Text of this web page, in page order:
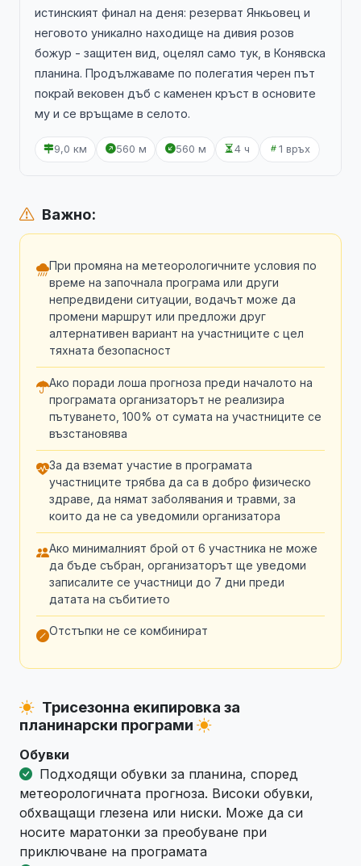
истинският финал на деня: резерват Янкьовец и
неговото уникално находище на дивия розов
божур - защитен вид, оцелял само тук, в Конявска
планина. Продължаваме по полегатия черен път
покрай вековен дъб с каменен кръст в основите
му и се връщаме в селото.
9,0 км 560 м 560 м 4 ч 1 връх
Важно:
При промяна на метеорологичните условия по
време на започнала програма или други
непредвидени ситуации, водачът може да
промени маршрут или предложи друг
алтернативен вариант на участниците с цел
тяхната безопасност
Ако поради лоша прогноза преди началото на
програмата организаторът не реализира
пътуването, 100% от сумата на участниците се
възстановява
За да вземат участие в програмата
участниците трябва да са в добро физическо
здраве, да нямат заболявания и травми, за
които да не са уведомили организатора
Ако минималният брой от 6 участника не може
да бъде събран, организаторът ще уведоми
записалите се участници до 7 дни преди
датата на събитието
Отстъпки не се комбинират
Трисезонна екипировка за
планинарски програми
Обувки
Подходящи обувки за планина, според
метеорологичната прогноза. Високи обувки,
обхващащи глезена или ниски. Може да си
носите маратонки за преобуване при
приключване на програмата